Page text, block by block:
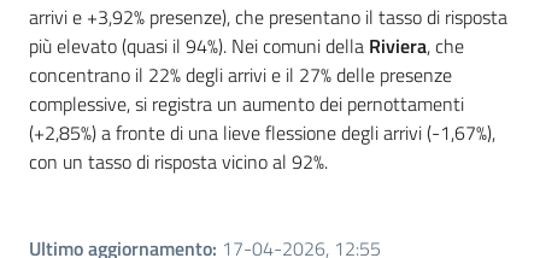
arrivi e +3,92% presenze), che presentano il tasso di risposta
più elevato (quasi il 94%). Nei comuni della Riviera, che
concentrano il 22% degli arrivi e il 27% delle presenze
complessive, si registra un aumento dei pernottamenti
(+2,85%) a fronte di una lieve flessione degli arrivi (-1,67%),
con un tasso di risposta vicino al 92%.
Ultimo aggiornamento: 17-04-2026, 12:55